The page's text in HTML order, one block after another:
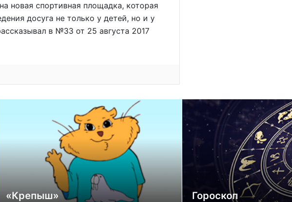
новая спортивная площадка, которая
досуга не только у детей, но и у
в №33 от 25 августа 2017
«Крепыш» Гороскоп